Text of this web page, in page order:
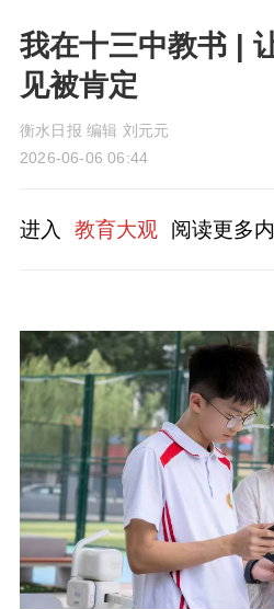
我在十三中教书 |
见被肯定
衡水日报 编辑 刘元元
2026-06-06 06:44
进入 教育大观 阅读更多